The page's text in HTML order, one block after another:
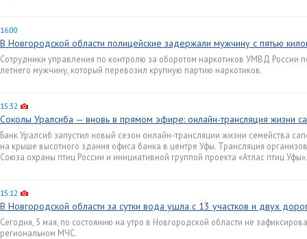
16:00
В Новгородской области полицейские задержали мужчину с пятью
Сотрудники управления по контролю за оборотом наркотиков УМВД России
летнего мужчину, который перевозил крупную партию наркотиков.
15:32
Соколы Уралсиба — вновь в прямом эфире: онлайн-трансляция жизни
Банк Уралсиб запустил новый сезон онлайн-трансляции жизни семейства
на крыше высотного здания офиса банка в центре Уфы. Трансляция
Союза охраны птиц России и инициативной группой проекта «Атлас птиц Уфы».
15:12
В Новгородской области за сутки вода ушла с 13 участков и двух
Сегодня, 5 мая, по состоянию на утро в Новгородской области не
региональном МЧС.